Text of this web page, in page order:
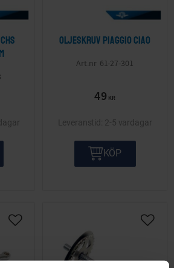
Oljeskruv Piaggio Ciao
61-27-301
49 KR
2-5 vardagar
KÖP
Lägg till i önskelista Lägg